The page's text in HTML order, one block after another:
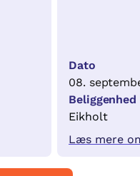
Dato
08.
Beliggenhed
Eikholt
Læs mere